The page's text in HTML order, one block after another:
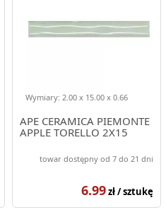
APE CERAMICA PIEMONTE
APPLE TORELLO 2X15
Wymiary: 2.00 x 15.00 x 0.66
towar dostępny od 7 do 21 dni
6.99zł / sztukę